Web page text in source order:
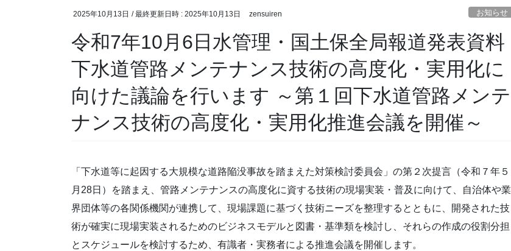
2025年10月13日 / 最終更新日時 : 2025年10月13日 zensuiren お知らせ
令和7年10月6日水管理・国土保全局報道発表資料
下水道管路メンテナンス技術の高度化・実用化に
向けた議論を行います ～第１回下水道管路メンテ
ナンス技術の高度化・実用化推進会議を開催～
「下水道等に起因する大規模な道路陥没事故を踏まえた対策検討委員会」の第２次提言（令和７年５
月28日）を踏まえ、管路メンテナンスの高度化に資する技術の現場実装・普及に向けて、自治体や業
界団体等の各関係機関が連携して、現場課題に基づく技術ニーズを整理するとともに、開発された技
術が確実に現場実装されるためのビジネスモデルと図書・基準類を検討し、それらの作成の役割分担
とスケジュールを検討するため、有識者・実務者による推進会議を開催します。